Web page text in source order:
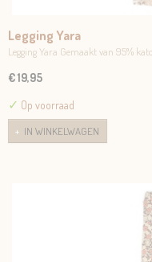
Legging Yara
Legging Yara Gemaakt van 95%
€ 19,95
✓ Op voorraad
IN WINKELWAGEN